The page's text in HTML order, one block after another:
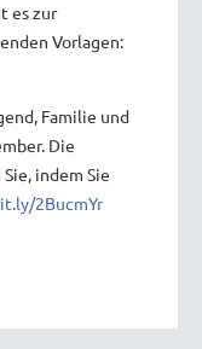
es zur
Vorlagen:
Familie und
Die
indem Sie
2BucmYr